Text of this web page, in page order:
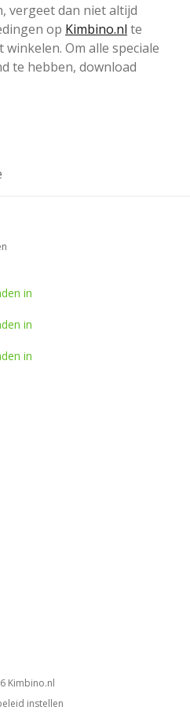
vergeet dan niet altijd
op Kimbino.nl te
Om alle speciale
te hebben, download
in
in
in
kimbino.nl
instellen